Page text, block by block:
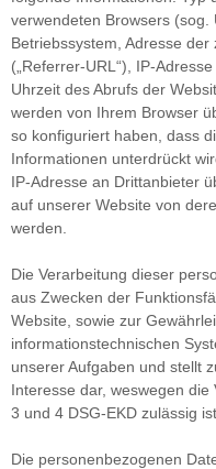
verwendeten Browsers
Betriebssystem, Adresse
(„Referrer-URL“), IP-
Uhrzeit des Abrufs der
werden von Ihrem Browser
so konfiguriert haben, dass
Informationen unterdrückt
IP-Adresse an Drittanbieter
auf unserer Website von
werden.
Die Verarbeitung dieser
aus Zwecken der
Website, sowie zur
informationstechnischen
unserer Aufgaben und stellt
Interesse dar, weswegen
3 und 4 DSG-EKD zulässig ist.
Die personenbezogenen